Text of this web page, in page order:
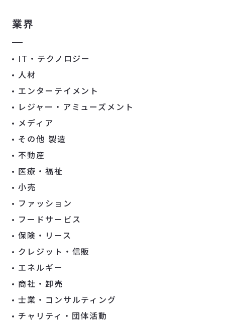
業界
IT・テクノロジー
人材
エンターテイメント
レジャー・アミューズメント
メディア
その他 製造
不動産
医療・福祉
小売
ファッション
フードサービス
保険・リース
クレジット・信販
エネルギー
商社・卸売
士業・コンサルティング
チャリティ・団体活動